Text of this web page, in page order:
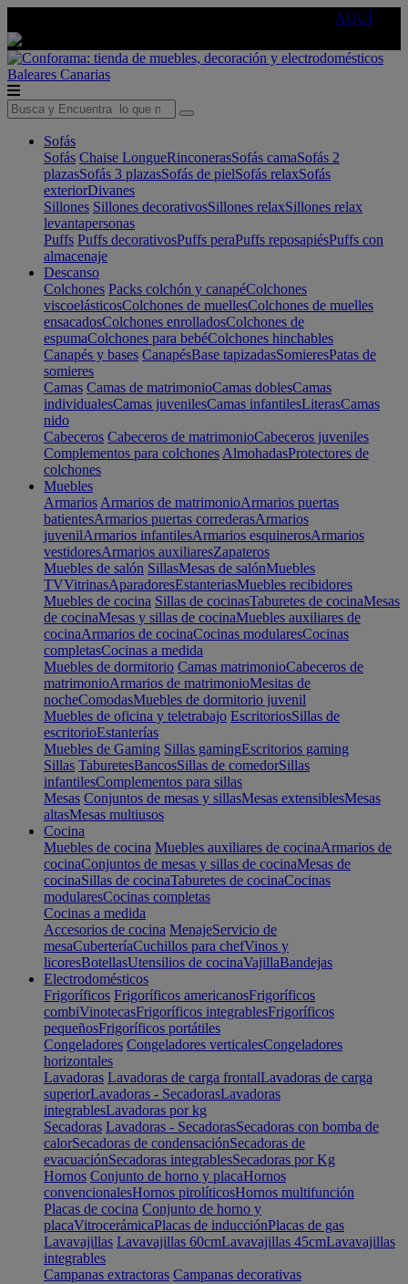
AQUÍ
Baleares Canarias
Sofás
Sofás Chaise LongueRinconerasSofás camaSofás 2
plazasSofás 3 plazasSofás de pielSofás relaxSofás
exteriorDivanes
Sillones Sillones decorativosSillones relaxSillones relax
levantapersonas
Puffs Puffs decorativosPuffs peraPuffs reposapiésPuffs con
almacenaje
Descanso
Colchones Packs colchón y canapéColchones
viscoelásticosColchones de muellesColchones de muelles
ensacadosColchones enrolladosColchones de
espumaColchones para bebéColchones hinchables
Canapés y bases CanapésBase tapizadasSomieresPatas de
somieres
Camas Camas de matrimonioCamas doblesCamas
individualesCamas juvenilesCamas infantilesLiterasCamas
nido
Cabeceros Cabeceros de matrimonioCabeceros juveniles
Complementos para colchones AlmohadasProtectores de
colchones
Muebles
Armarios Armarios de matrimonioArmarios puertas
batientesArmarios puertas correderasArmarios
juvenilArmarios infantilesArmarios esquinerosArmarios
vestidoresArmarios auxiliaresZapateros
Muebles de salón SillasMesas de salónMuebles
TVVitrinasAparadoresEstanteriasMuebles recibidores
Muebles de cocina Sillas de cocinasTaburetes de cocinaMesas
de cocinaMesas y sillas de cocinaMuebles auxiliares de
cocinaArmarios de cocinaCocinas modularesCocinas
completasCocinas a medida
Muebles de dormitorio Camas matrimonioCabeceros de
matrimonioArmarios de matrimonioMesitas de
nocheComodasMuebles de dormitorio juvenil
Muebles de oficina y teletrabajo EscritoriosSillas de
escritorioEstanterías
Muebles de Gaming Sillas gamingEscritorios gaming
Sillas TaburetesBancosSillas de comedorSillas
infantilesComplementos para sillas
Mesas Conjuntos de mesas y sillasMesas extensiblesMesas
altasMesas multiusos
Cocina
Muebles de cocina Muebles auxiliares de cocinaArmarios de
cocinaConjuntos de mesas y sillas de cocinaMesas de
cocinaSillas de cocinaTaburetes de cocinaCocinas
modularesCocinas completas
Cocinas a medida
Accesorios de cocina MenajeServicio de
mesaCuberteríaCuchillos para chefVinos y
licoresBotellasUtensilios de cocinaVajillaBandejas
Electrodomésticos
Frigoríficos Frigoríficos americanosFrigoríficos
combiVinotecasFrigoríficos integrablesFrigoríficos
pequeñosFrigoríficos portátiles
Congeladores Congeladores verticalesCongeladores
horizontales
Lavadoras Lavadoras de carga frontalLavadoras de carga
superiorLavadoras - SecadorasLavadoras
integrablesLavadoras por kg
Secadoras Lavadoras - SecadorasSecadoras con bomba de
calorSecadoras de condensaciónSecadoras de
evacuaciónSecadoras integrablesSecadoras por Kg
Hornos Conjunto de horno y placaHornos
convencionalesHornos pirolíticosHornos multifunción
Placas de cocina Conjunto de horno y
placaVitrocerámicaPlacas de inducciónPlacas de gas
Lavavajillas Lavavajillas 60cmLavavajillas 45cmLavavajillas
integrables
Campanas extractoras Campanas decorativas